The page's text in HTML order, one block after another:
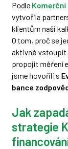
Podle Komerční
vytvořila
klientům naši
O tom, proč se
aktivně vstoupit
propojit měření
jsme hovořili s
bance
Jak
strategie